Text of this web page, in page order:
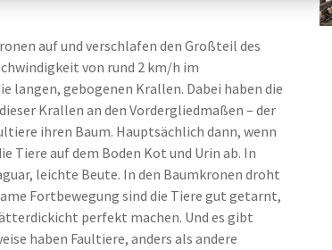
auf und verschlafen den Großteil des
von rund 2 km/h im
langen, gebogenen Krallen. Dabei haben die
Krallen an den Vordergliedmaßen – der
ihren Baum. Hauptsächlich dann, wenn
Tiere auf dem Boden Kot und Urin ab. In
leichte Beute. In den Baumkronen droht
Fortbewegung sind die Tiere gut getarnt,
perfekt machen. Und es gibt
haben Faultiere, anders als andere